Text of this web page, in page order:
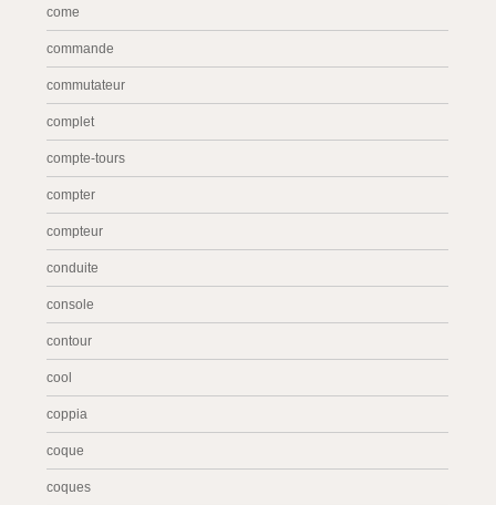
come
commande
commutateur
complet
compte-tours
compter
compteur
conduite
console
contour
cool
coppia
coque
coques